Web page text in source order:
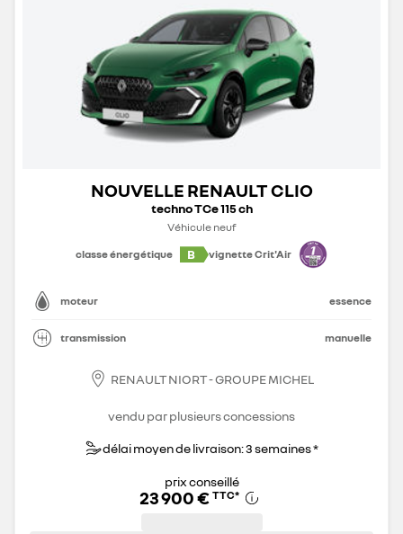
NOUVELLE RENAULT CLIO
techno TCe 115 ch
Véhicule neuf
classe énergétique
B vignette Crit'Air
moteur essence
transmission manuelle
RENAULT NIORT - GROUPE MICHEL
vendu par plusieurs concessions
délai moyen de livraison: 3 semaines *
prix conseillé
23 900 € TTC*